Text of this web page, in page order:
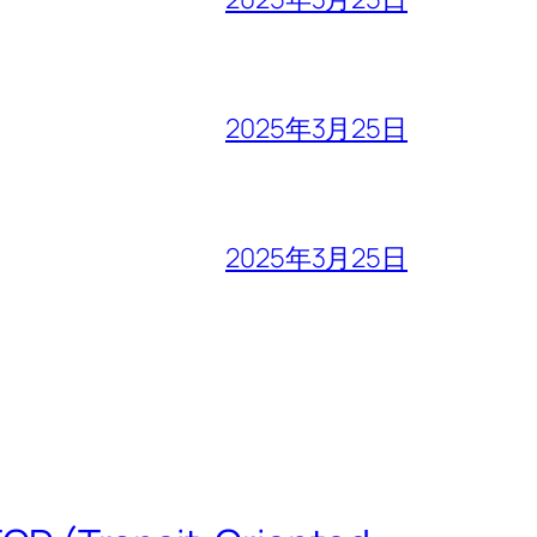
2025年3月25日
2025年3月25日